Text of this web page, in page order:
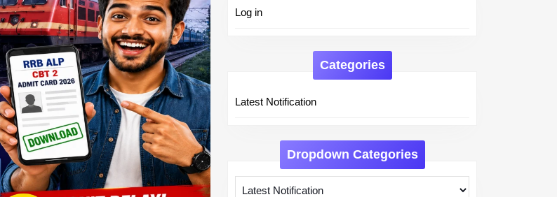
Log in
Categories
Latest Notification
Dropdown Categories